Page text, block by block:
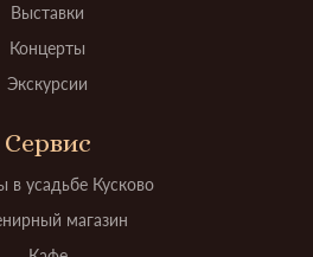
Выставки
Концерты
Экскурсии
Сервис
в усадьбе Кусково
магазин